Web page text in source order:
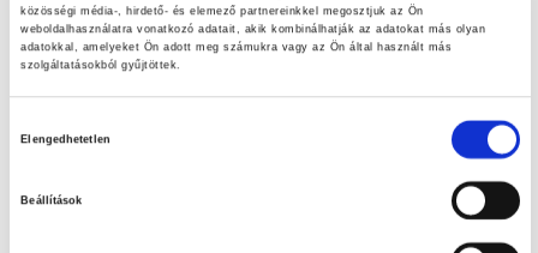
közösségi média-, hirdető- és elemező partnereinkkel megosztjuk az Ön
weboldalhasználatra vonatkozó adatait, akik kombinálhatják az adatokat más olyan
adatokkal, amelyeket Ön adott meg számukra vagy az Ön által használt más
szolgáltatásokból gyűjtöttek.
Elengedhetetlen
Beállítások
Szuperinfós ajánlataink!
LET’S DOIT ajánlataink
Nézd meg aktuális ajánlatainkat!
A tiszta medence élménye – Az otthoni medence tisztításának